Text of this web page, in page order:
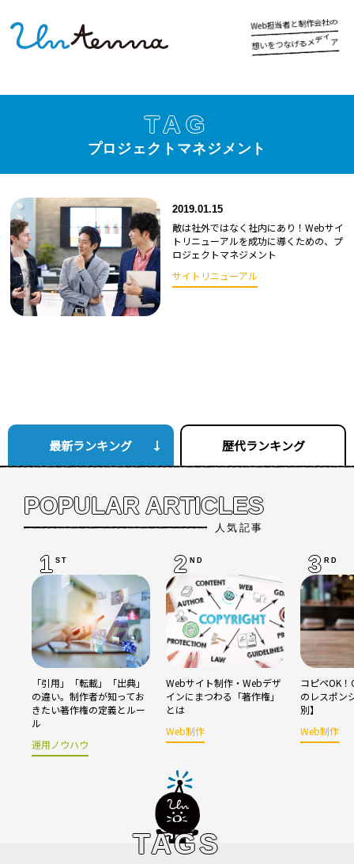
Web担当者と制作会社の
想いをつなげるメディア
TAG
プロジェクトマネジメント
2019.01.15
敵は社外ではなく社内にあり！Webサイ
トリニューアルを成功に導くための、プ
ロジェクトマネジメント
サイトリニューアル
最新ランキング 歴代ランキング
POPULAR ARTICLES
人気記事
1 ST
「引用」「転載」「出典」
の違い。制作者が知ってお
きたい著作権の定義とルー
ル
運用ノウハウ
2 ND
Webサイト制作・Webデザ
インにまつわる「著作権」
とは
Web制作
3 RD
コピペOK
のレスポン
別】
Web制作
TAGS